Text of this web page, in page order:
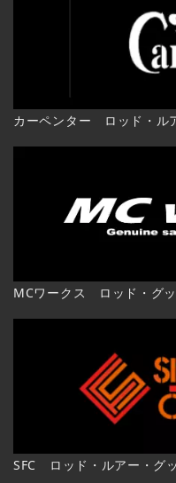
カーペンター ロッド・ル
MCワークス ロッド・グ
SFC ロッド・ルアー・グ